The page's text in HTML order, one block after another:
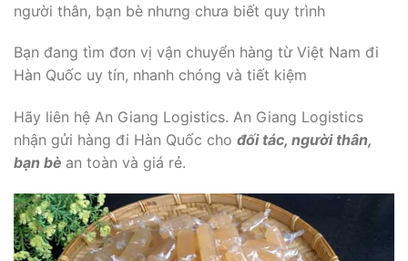
người thân, bạn bè nhưng chưa biết quy trình
Bạn đang tìm đơn vị vận chuyển hàng từ Việt Nam đi
Hàn Quốc uy tín, nhanh chóng và tiết kiệm
Hãy liên hệ An Giang Logistics. An Giang Logistics
nhận gửi hàng đi Hàn Quốc cho đối tác, người thân,
bạn bè an toàn và giá rẻ.